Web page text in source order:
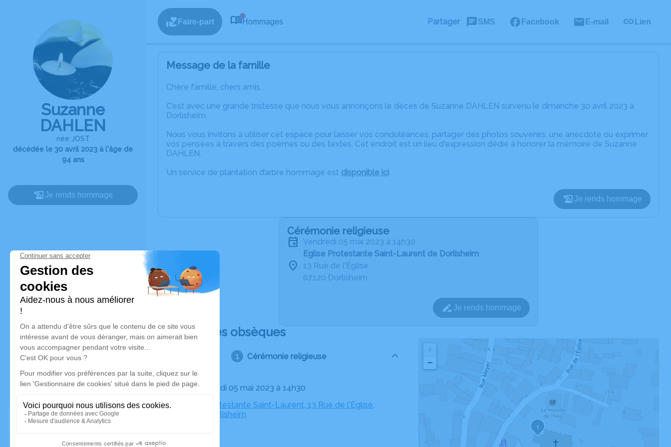
Suzanne
DAHLEN
née JOST
décédée le 30 avril 2023 à l'âge de
94 ans
Je rends hommage
Faire-part Hommages Partager SMS Facebook E-mail Lien
Message de la famille
Chère famille, chers amis,
C’est avec une grande tristesse que nous vous annonçons le décès de Suzanne DAHLEN survenu le dimanche 30 avril 2023 à
Dorlisheim.
Nous vous invitons à utiliser cet espace pour laisser vos condoléances, partager des photos souvenirs, une anecdote ou exprimer
vos pensées à travers des poèmes ou des textes. Cet endroit est un lieu d'expression dédié à honorer la mémoire de Suzanne
DAHLEN.
Un service de plantation d’arbre hommage est disponible ici.
Je rends hommage
Cérémonie religieuse
vendredi 05 mai 2023 à 14h30
Eglise Protestante Saint-Laurent de Dorlisheim
13 Rue de l'Église
67120 Dorlisheim
Je rends hommage
Déroulé des obsèques
Cérémonie religieuse
Le vendredi 05 mai 2023 à 14h30
Eglise Protestante Saint-Laurent, 13 Rue de l'Église,
67120 Dorlisheim
1
−